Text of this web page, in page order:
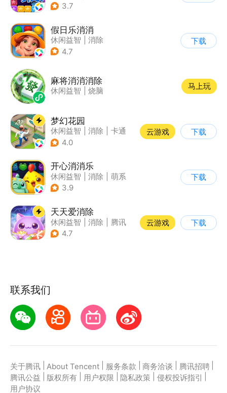
3.7
假日乐消消
休闲益智
消除
| 乐元素
4.7
下载
麻将消消消除
休闲益智 烧脑
马上玩
梦幻花园
休闲益智 消除
卡通
| 创梦天地
4.0
云游戏 下载
开心消消乐
休闲益智 消除
萌系
| 乐元素
3.9
下载
天天爱消除
休闲益智 消除
腾讯
| 单机
4.7
云游戏 下载
联系我们
关于腾讯 About Tencent 服务条款 商务洽谈 腾讯招聘
腾讯公益
版权所有 用户权限 隐私政策 侵权投诉指引
用户协议